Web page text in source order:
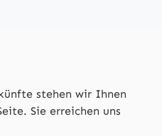
stehen wir Ihnen
Sie erreichen uns